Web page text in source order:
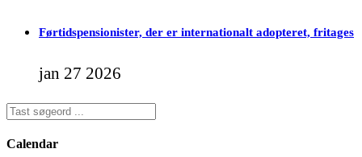
Førtidspensionister, der er internationalt adopteret, fritages
jan 27 2026
Calendar